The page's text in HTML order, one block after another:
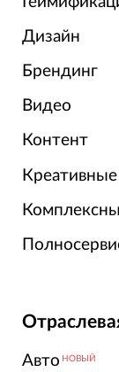
Дизайн
Брендинг
Видео
Контент
Креативные
Авто НОВЫЙ